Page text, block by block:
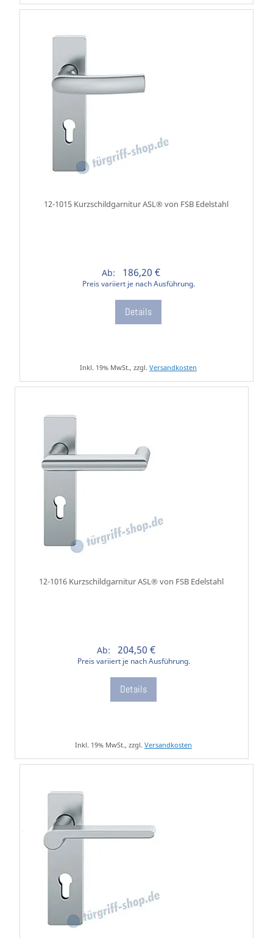
12-1015 Kurzschildgarnitur ASL® von FSB Edelstahl
Ab: 186,20 €
Preis variiert je nach Ausführung.
Details
Inkl. 19% MwSt., zzgl. Versandkosten
12-1016 Kurzschildgarnitur ASL® von FSB Edelstahl
Ab: 204,50 €
Preis variiert je nach Ausführung.
Details
Inkl. 19% MwSt., zzgl. Versandkosten